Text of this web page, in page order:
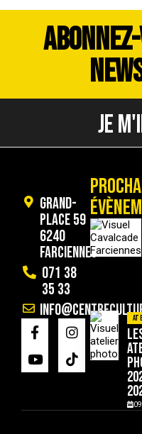
JE
Grand-
Place 59
6240
Farciennes
071 38
35 33